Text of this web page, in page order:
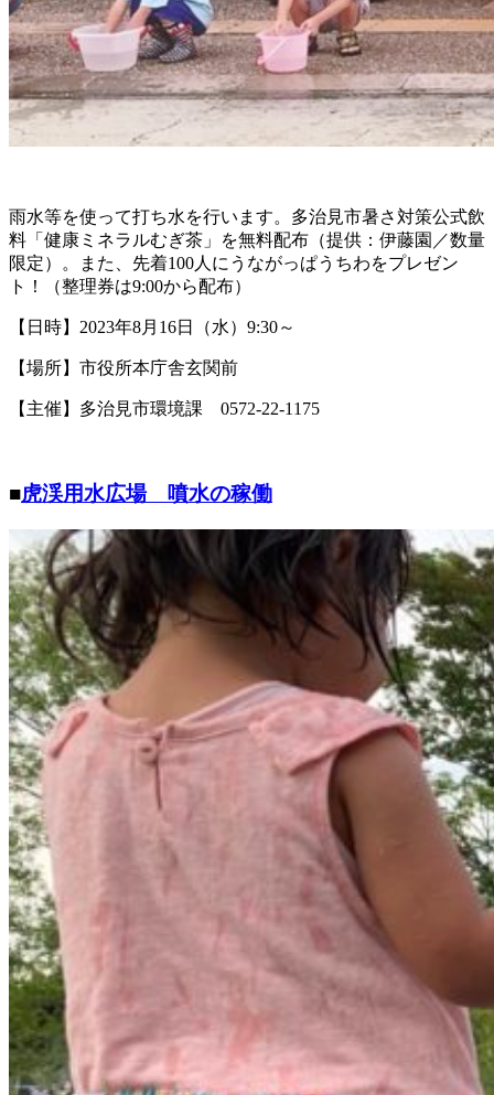
雨水等を使って打ち水を行います。多治見市暑さ対策公式飲
料「健康ミネラルむぎ茶」を無料配布（提供：伊藤園／数量
限定）。また、先着100人にうながっぱうちわをプレゼン
ト！（整理券は9:00から配布）
【日時】2023年8月16日（水）9:30～
【場所】市役所本庁舎玄関前
【主催】多治見市環境課 0572-22-1175
■虎渓用水広場 噴水の稼働